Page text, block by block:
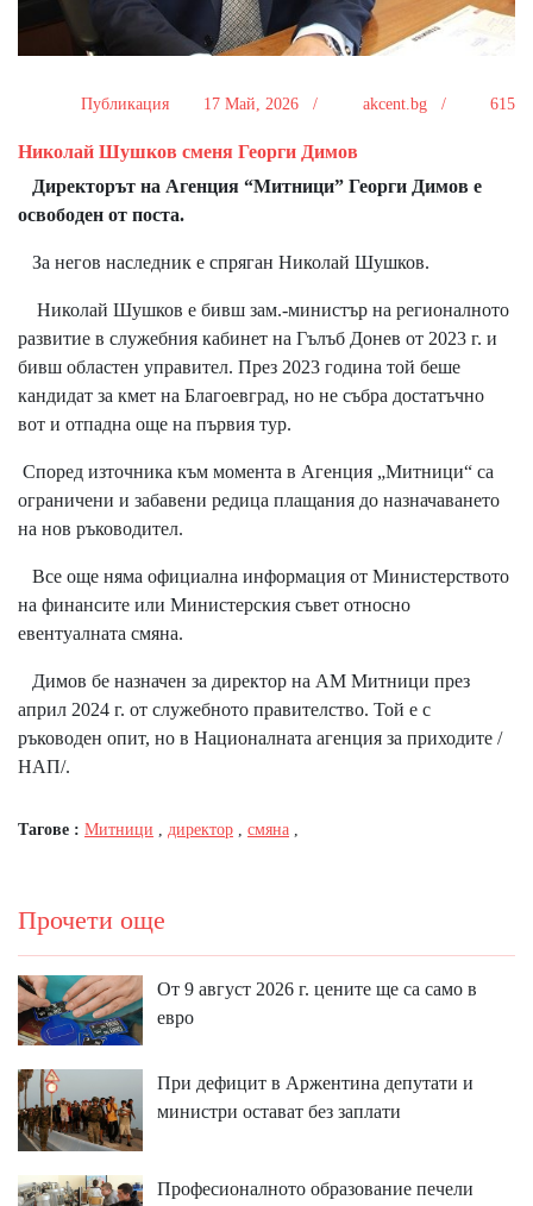
Публикация 17 Май, 2026 / akcent.bg / 615
Николай Шушков сменя Георги Димов
Директорът на Агенция “Митници” Георги Димов е
освободен от поста.
За негов наследник е спряган Николай Шушков.
Николай Шушков е бивш зам.-министър на регионалното
развитие в служебния кабинет на Гълъб Донев от 2023 г. и
бивш областен управител. През 2023 година той беше
кандидат за кмет на Благоевград, но не събра достатъчно
вот и отпадна още на първия тур.
Според източника към момента в Агенция „Митници“ са
ограничени и забавени редица плащания до назначаването
на нов ръководител.
Все още няма официална информация от Министерството
на финансите или Министерския съвет относно
евентуалната смяна.
Димов бе назначен за директор на АМ Митници през
април 2024 г. от служебното правителство. Той е с
ръководен опит, но в Националната агенция за приходите /
НАП/.
Тагове : Митници , директор , смяна ,
Прочети още
От 9 август 2026 г. цените ще са само в
евро
При дефицит в Аржентина депутати и
министри остават без заплати
Професионалното образование печели